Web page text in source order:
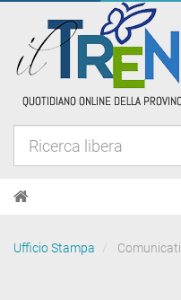
Ufficio Stampa Comunicati